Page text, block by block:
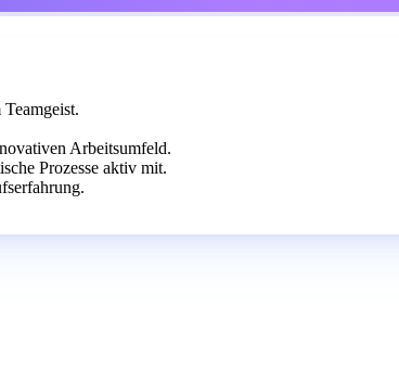
Arbeitsumfeld.
Prozesse aktiv mit.